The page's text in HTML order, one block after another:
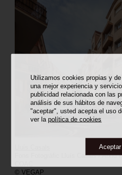
Utilizamos cookies propias y
una mejor experiencia y
publicidad relacionada con las
análisis de sus hábitos de
"aceptar", usted acepta el uso
ver lapolítica de cookies
Aceptar
Fons Fotogràfic Lluís Casals / Arxiu
© VEGAP